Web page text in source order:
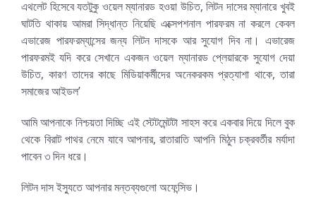
এথলেট হিসেবে যতটুকু ওয়েল ম্যানারড হওয়া উচিত, লিটন দাসের ম্যানারে খুবই
ঘাটতি থাকায় আমরা সিদ্ধান্ত নিয়েছি এক্সেপশনাল পারফরম না করলে কেবল
এভারেজ পারফরম্যান্সের জন্য লিটন দাসকে আর সুযোগ দিব না। এভারেজ
পারফরমই যদি করে সেখানে একজন ওয়েল ম্যানারড প্লেয়ারকে সুযোগ দেয়া
উচিত, কারণ তাদের কাছে মিডিয়াকর্মীদের অনেকরকম প্রত্যাশা থাকে, তারা
সমাজের আইডল’
আমি আপনাকে নিশ্চয়তা দিচ্ছি এই স্টেটমেন্টটা সাহস করে একবার দিয়ে দিলে বুক
থেকে বিরাট পাথর নেমে যাবে আপনার, রাতারাতি আপনি মিঠুন চক্রবর্তীর মর্যাদা
পাবেন ৩ দিন ধরে।
লিটন দাস ইস্যুতে আপনার মন্তব্যগুলো অফেন্সিভ।